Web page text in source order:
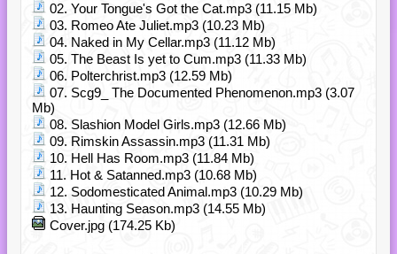
02. Your Tongue's Got the Cat.mp3 (11.15 Mb)
03. Romeo Ate Juliet.mp3 (10.23 Mb)
04. Naked in My Cellar.mp3 (11.12 Mb)
05. The Beast Is yet to Cum.mp3 (11.33 Mb)
06. Polterchrist.mp3 (12.59 Mb)
07. Scg9_ The Documented Phenomenon.mp3 (3.07
Mb)
08. Slashion Model Girls.mp3 (12.66 Mb)
09. Rimskin Assassin.mp3 (11.31 Mb)
10. Hell Has Room.mp3 (11.84 Mb)
11. Hot & Satanned.mp3 (10.68 Mb)
12. Sodomesticated Animal.mp3 (10.29 Mb)
13. Haunting Season.mp3 (14.55 Mb)
Cover.jpg (174.25 Kb)